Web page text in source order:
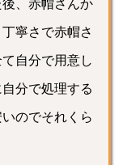
、赤帽さんか
寧さで赤帽さ
自分で用意し
分で処理する
のでそれくら